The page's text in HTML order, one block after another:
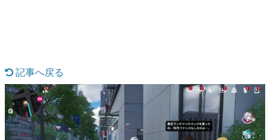
なんでゲームは面白い？
ゲーム開発者・hamatsu氏がゲームの魅力を画面や操作の
具体的な形から解き明かしていく、硬派で骨太な評論連載
です。
記事へ戻る